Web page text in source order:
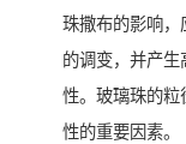
珠撒布的影响，
的调变，并产生
性。玻璃珠的粒
性的重要因素。